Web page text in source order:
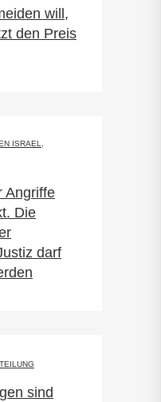
will,
den Preis
ISRAEL
Angriffe
Die
darf
sind